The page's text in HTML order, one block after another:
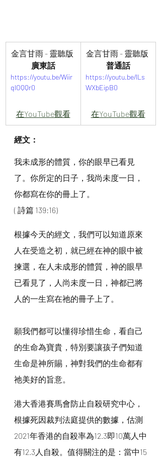
金言甘雨 - 靈聽版
廣東話
https://youtu.be/Wiir
qlOQQr0
在YouTube觀看
金言甘雨 - 靈聽版
普通話
https://youtu.be/lLs
WXbEipB0
在YouTube觀看
經文：
我未成形的體質，你的眼早已看見
了。你所定的日子，我尚未度一日，
你都寫在你的冊上了。
( 詩篇 139:16)
根據今天的經文，我們可以知道原來
人在受造之初，就已經在神的眼中被
揀選，在人未成形的體質，神的眼早
已看見了，人尚未度一日，神都已將
人的一生寫在祂的冊子上了。
願我們都可以懂得珍惜生命，看自己
的生命為寶貴，特別要讓孩子們知道
生命是神所賜，神對我們的生命都有
祂美好的旨意。
港大香港賽馬會防止自殺研究中心，
根據死因裁判法庭提供的數據，估測
2021年香港的自殺率為12.3即10萬人中
有12.3人自殺。值得關注的是：當中15